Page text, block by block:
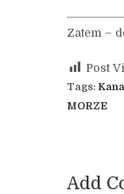
Zatem –
Post
Tags:
MORZE
Add